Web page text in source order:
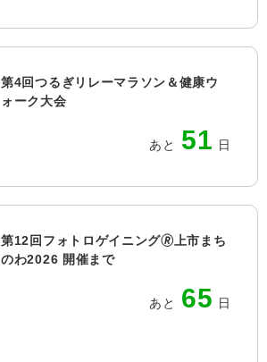
第4回つるぎリレーマラソン＆健康ウ
ォーク大会
あと 51 日
第12回フォトロゲイニング🄬上市まち
のわ2026 開催まで
あと 65 日